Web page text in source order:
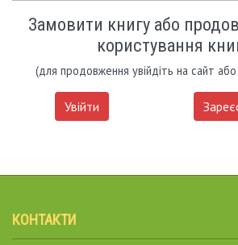
Замовити книгу або
користування
(для продовження увійдіть на сайт
Увійти
КОНТАКТИ